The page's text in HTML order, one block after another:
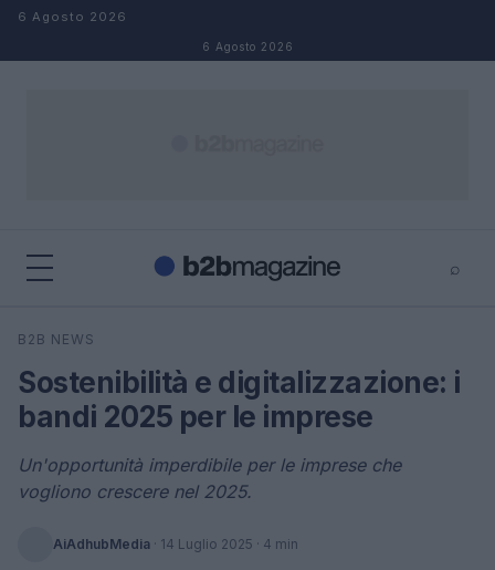
Salta al contenuto
6 Agosto 2026
6 Agosto 2026
⌕
Cerca
B2B NEWS
Sostenibilità e digitalizzazione: i
bandi 2025 per le imprese
Un'opportunità imperdibile per le imprese che
vogliono crescere nel 2025.
AiAdhubMedia · 14 Luglio 2025 · 4 min